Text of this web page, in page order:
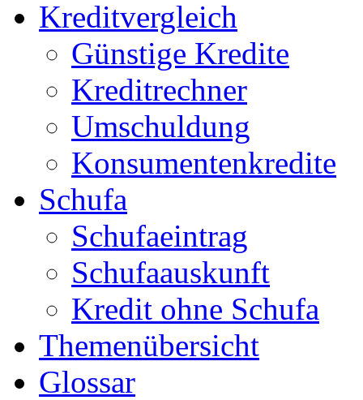
Kreditvergleich
Günstige Kredite
Kreditrechner
Umschuldung
Konsumentenkredite
Schufa
Schufaeintrag
Schufaauskunft
Kredit ohne Schufa
Themenübersicht
Glossar